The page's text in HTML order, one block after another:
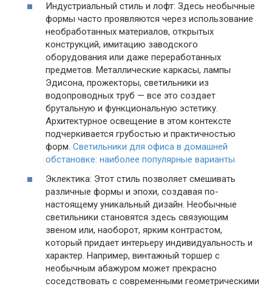
Индустриальный стиль и лофт: Здесь необычные
формы часто проявляются через использование
необработанных материалов, открытых
конструкций, имитацию заводского
оборудования или даже переработанных
предметов. Металлические каркасы, лампы
Эдисона, прожекторы, светильники из
водопроводных труб — все это создает
брутальную и функциональную эстетику.
Архитектурное освещение в этом контексте
подчеркивается грубостью и практичностью
форм. Светильники для офиса в домашней
обстановке: наиболее популярные варианты
Эклектика: Этот стиль позволяет смешивать
различные формы и эпохи, создавая по-
настоящему уникальный дизайн. Необычные
светильники становятся здесь связующим
звеном или, наоборот, ярким контрастом,
который придает интерьеру индивидуальность и
характер. Например, винтажный торшер с
необычным абажуром может прекрасно
соседствовать с современными геометрическими